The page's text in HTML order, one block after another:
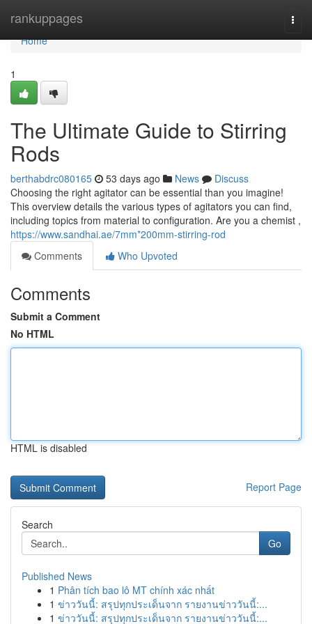
rankuppages
Home
Home
1
The Ultimate Guide to Stirring
Rods
berthabdrc080165 53 days ago News
Discuss
Choosing the right agitator can be essential than you imagine!
This overview details the various types of agitators you can find,
including topics from material to configuration. Are you a chemist ,
https://www.sandhai.ae/7mm*200mm-stirring-rod
Comments
Who Upvoted
Comments
Submit a Comment
No HTML
HTML is disabled
Report Page
Search
Go
Published News
1 Phân tích bao lô MT chính xác nhất
1 ข่าววันนี้: สรุปทุกประเด็นจาก รายงานข่าววันนี้:...
1 ข่าววันนี้: สรุปทุกประเด็นจาก รายงานข่าววันนี้:...